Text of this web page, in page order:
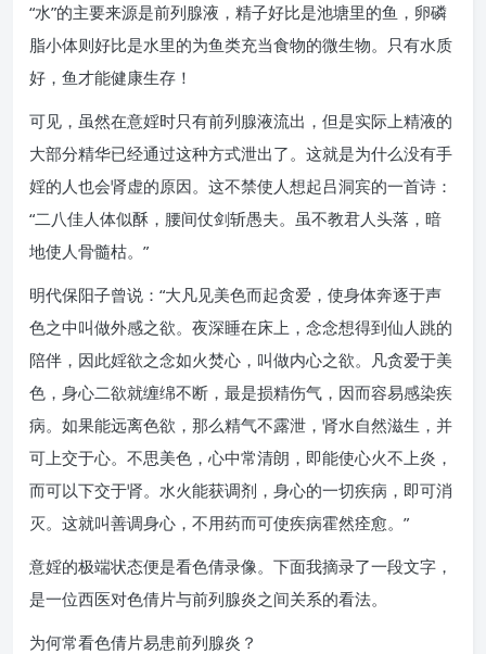
“水”的主要来源是前列腺液，精子好比是池塘里的鱼，卵磷
脂小体则好比是水里的为鱼类充当食物的微生物。只有水质
好，鱼才能健康生存！
可见，虽然在意婬时只有前列腺液流出，但是实际上精液的
大部分精华已经通过这种方式泄出了。这就是为什么没有手
婬的人也会肾虚的原因。这不禁使人想起吕洞宾的一首诗：
“二八佳人体似酥，腰间仗剑斩愚夫。虽不教君人头落，暗
地使人骨髓枯。”
明代保阳子曾说：“大凡见美色而起贪爱，使身体奔逐于声
色之中叫做外感之欲。夜深睡在床上，念念想得到仙人跳的
陪伴，因此婬欲之念如火焚心，叫做内心之欲。凡贪爱于美
色，身心二欲就缠绵不断，最是损精伤气，因而容易感染疾
病。如果能远离色欲，那么精气不露泄，肾水自然滋生，并
可上交于心。不思美色，心中常清朗，即能使心火不上炎，
而可以下交于肾。水火能获调剂，身心的一切疾病，即可消
灭。这就叫善调身心，不用药而可使疾病霍然痊愈。”
意婬的极端状态便是看色倩录像。下面我摘录了一段文字，
是一位西医对色倩片与前列腺炎之间关系的看法。
为何常看色倩片易患前列腺炎？